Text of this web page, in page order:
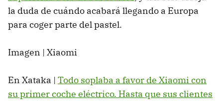
la duda de cuándo acabará llegando a Europa
para coger parte del pastel.
Imagen | Xiaomi
En Xataka | Todo soplaba a favor de Xiaomi con
su primer coche eléctrico. Hasta que sus clientes